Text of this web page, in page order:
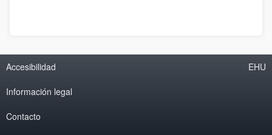
Accesibilidad
Información legal
Contacto
EHU